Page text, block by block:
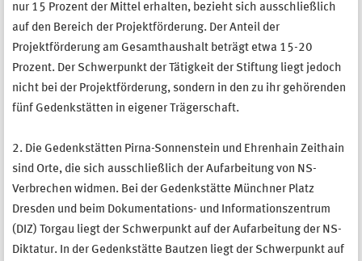
nur 15 Prozent der Mittel erhalten, bezieht sich ausschließlich
auf den Bereich der Projektförderung. Der Anteil der
Projektförderung am Gesamthaushalt beträgt etwa 15-20
Prozent. Der Schwerpunkt der Tätigkeit der Stiftung liegt jedoch
nicht bei der Projektförderung, sondern in den zu ihr gehörenden
fünf Gedenkstätten in eigener Trägerschaft.
2. Die Gedenkstätten Pirna-Sonnenstein und Ehrenhain Zeithain
sind Orte, die sich ausschließlich der Aufarbeitung von NS-
Verbrechen widmen. Bei der Gedenkstätte Münchner Platz
Dresden und beim Dokumentations- und Informationszentrum
(DIZ) Torgau liegt der Schwerpunkt auf der Aufarbeitung der NS-
Diktatur. In der Gedenkstätte Bautzen liegt der Schwerpunkt auf